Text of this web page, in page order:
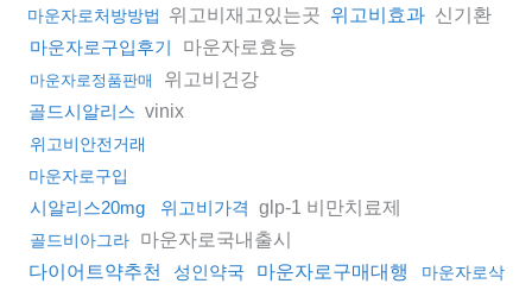
마운자로처방방법 위고비재고있는곳 위고비효과 신기환
마운자로구입후기 마운자로효능
마운자로정품판매 위고비건강
골드시알리스 vinix
위고비안전거래
마운자로구입
시알리스20mg 위고비가격 glp-1 비만치료제
골드비아그라 마운자로국내출시
다이어트약추천 성인약국 마운자로구매대행
마운자로삭